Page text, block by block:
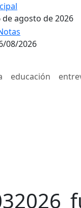
de agosto de 2026
08/2026
educación